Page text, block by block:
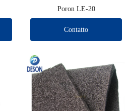
Poron LE-20
Contatto